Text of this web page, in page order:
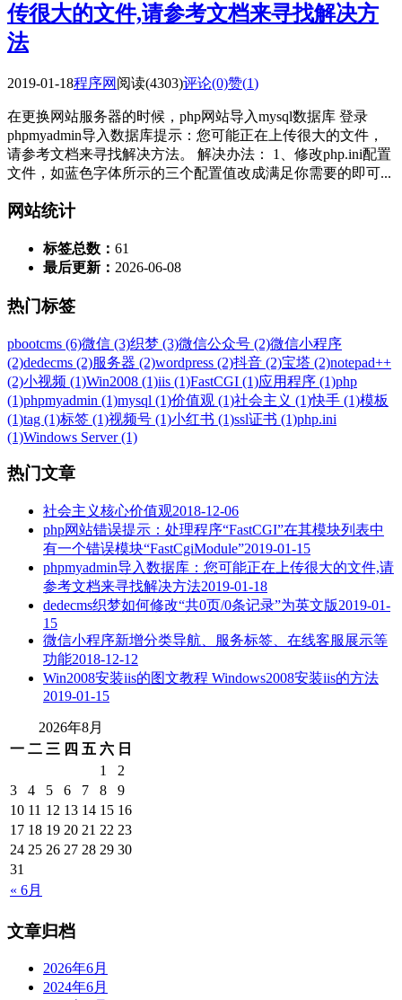
传很大的文件,请参考文档来寻找解决方
法
2019-01-18程序网 阅读(4303)评论(0)赞(1)
在更换网站服务器的时候，php网站导入mysql数据库 登录
phpmyadmin导入数据库提示：您可能正在上传很大的文件，
请参考文档来寻找解决方法。 解决办法： 1、修改php.ini配置
文件，如蓝色字体所示的三个配置值改成满足你需要的即可...
网站统计
标签总数： 61
最后更新： 2026-06-08
热门标签
pbootcms (6)微信 (3)织梦 (3)微信公众号 (2)微信小程序
(2)dedecms (2)服务器 (2)wordpress (2)抖音 (2)宝塔 (2)notepad++
(2)小视频 (1)Win2008 (1)iis (1)FastCGI (1)应用程序 (1)php
(1)phpmyadmin (1)mysql (1)价值观 (1)社会主义 (1)快手 (1)模板
(1)tag (1)标签 (1)视频号 (1)小红书 (1)ssl证书 (1)php.ini
(1)Windows Server (1)
热门文章
社会主义核心价值观2018-12-06
php网站错误提示：处理程序“FastCGI”在其模块列表中
有一个错误模块“FastCgiModule”2019-01-15
phpmyadmin导入数据库：您可能正在上传很大的文件,请
参考文档来寻找解决方法2019-01-18
dedecms织梦如何修改“共0页/0条记录”为英文版2019-01-
15
微信小程序新增分类导航、服务标签、在线客服展示等
功能2018-12-12
Win2008安装iis的图文教程 Windows2008安装iis的方法
2019-01-15
2026年8月
一 二 三 四 五 六 日
« 6月
1
2
3
4 5 6 7 8
9
10 11 12 13 14 15 16
17 18 19 20 21 22 23
24 25 26 27 28 29 30
31
文章归档
2026年6月
2024年6月